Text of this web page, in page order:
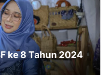
ke 8 Tahun 2024